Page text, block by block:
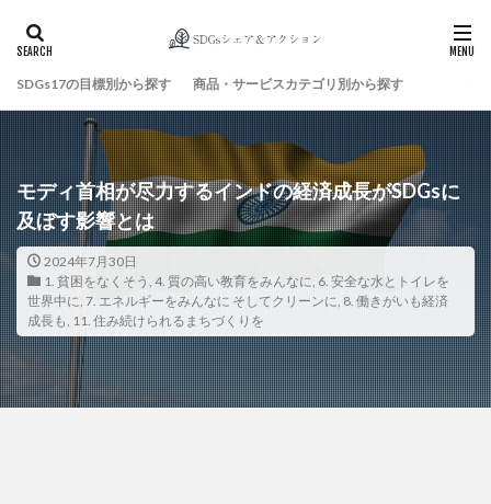
SDGs17の目標別から探す 商品・サービスカテゴリ別から探す
モディ首相が尽力するインドの経済成長がSDGsに
及ぼす影響とは
2024年7月30日
1. 貧困をなくそう , 4. 質の高い教育をみんなに, 6. 安全な水とトイレを
世界中に, 7. エネルギーをみんなに そしてクリーンに, 8. 働きがいも経済
成長も, 11. 住み続けられるまちづくりを
検索